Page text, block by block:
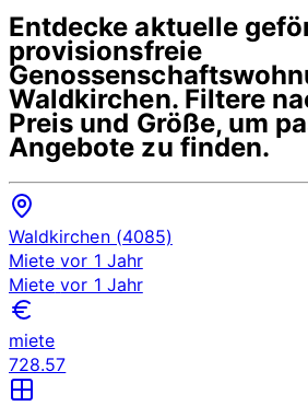
Entdecke aktuelle
provisionsfreie
Waldkirchen. Filtere
Preis und Größe, um
Angebote zu finden.
Waldkirchen (4085)
Miete vor 1 Jahr
Miete vor 1 Jahr
miete
728.57